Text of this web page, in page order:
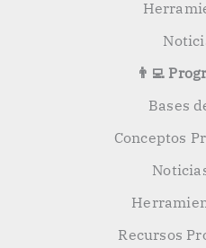
👨‍💻
Bases
Conceptos
Recursos